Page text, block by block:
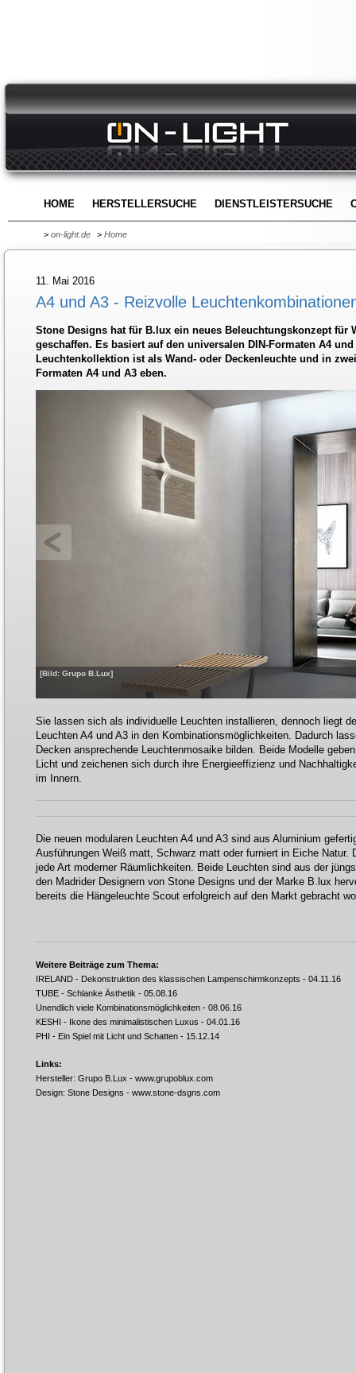
HOME HERSTELLERSUCHE DIENSTLEISTERSUCHE
> on-light.de > Home
11. Mai 2016
A4 und A3 - Reizvolle
Stone Designs hat für B.lux ein neues Beleuchtungskonzept für
geschaffen. Es basiert auf den universalen DIN-Formaten A4 und
Leuchtenkollektion ist als Wand- oder Deckenleuchte und in
Formaten A4 und A3 eben.
[Bild: Grupo B.Lux]
Sie lassen sich als individuelle Leuchten installieren, dennoch liegt
Leuchten A4 und A3 in den Kombinationsmöglichkeiten. Dadurch
Decken ansprechende Leuchtenmosaike bilden. Beide Modelle
Licht und zeichenen sich durch ihre Energieeffizienz und
im Innern.
Die neuen modularen Leuchten A4 und A3 sind aus Aluminium
Ausführungen Weiß matt, Schwarz matt oder furniert in Eiche Natur.
jede Art moderner Räumlichkeiten. Beide Leuchten sind aus der
den Madrider Designern von Stone Designs und der Marke B.lux
bereits die Hängeleuchte Scout erfolgreich auf den Markt gebracht
Weitere Beiträge zum Thema:
IRELAND - Dekonstruktion des klassischen Lampenschirmkonzepts - 04.11.16
TUBE - Schlanke Ästhetik - 05.08.16
Unendlich viele Kombinationsmöglichkeiten - 08.06.16
KESHI - Ikone des minimalistischen Luxus - 04.01.16
PHI - Ein Spiel mit Licht und Schatten - 15.12.14
Links:
Hersteller: Grupo B.Lux - www.grupoblux.com
Design: Stone Designs - www.stone-dsgns.com